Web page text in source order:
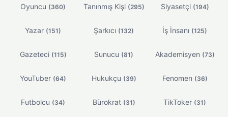
Oyuncu (360) Tanınmış Kişi (295) Siyasetçi (194)
Yazar (151) Şarkıcı (132) İş İnsanı (125)
Gazeteci (115) Sunucu (81) Akademisyen (73)
YouTuber (64) Hukukçu (39) Fenomen (36)
Futbolcu (34) Bürokrat (31) TikToker (31)